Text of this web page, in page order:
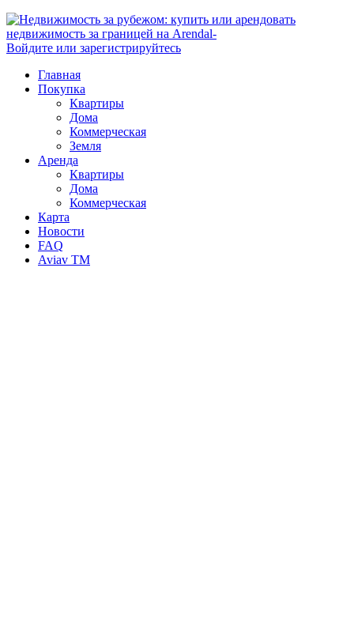
Войдите или зарегистрируйтесь
Главная
Покупка
Квартиры
Дома
Коммерческая
Земля
Аренда
Квартиры
Дома
Коммерческая
Карта
Новости
FAQ
Aviav TM